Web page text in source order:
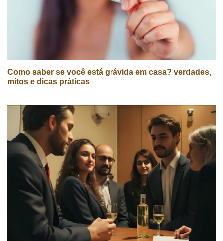
Como saber se você está grávida em casa? verdades,
mitos e dicas práticas